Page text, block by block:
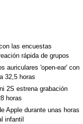
las encuestas
rápida de grupos
auriculares 'open-ear' con
32,5 horas
2S estrena grabación
horas
Apple durante unas horas
infantil